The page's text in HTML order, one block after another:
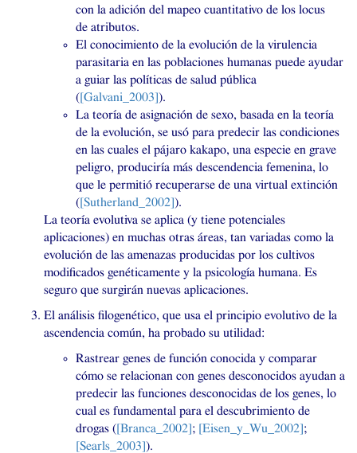
con la adición del mapeo cuantitativo de los locus
de atributos.
El conocimiento de la evolución de la virulencia
parasitaria en las poblaciones humanas puede ayudar
a guiar las políticas de salud pública
([Galvani_2003]).
La teoría de asignación de sexo, basada en la teoría
de la evolución, se usó para predecir las condiciones
en las cuales el pájaro kakapo, una especie en grave
peligro, produciría más descendencia femenina, lo
que le permitió recuperarse de una virtual extinción
([Sutherland_2002]).
La teoría evolutiva se aplica (y tiene potenciales
aplicaciones) en muchas otras áreas, tan variadas como la
evolución de las amenazas producidas por los cultivos
modificados genéticamente y la psicología humana. Es
seguro que surgirán nuevas aplicaciones.
El análisis filogenético, que usa el principio evolutivo de la
ascendencia común, ha probado su utilidad:
Rastrear genes de función conocida y comparar
cómo se relacionan con genes desconocidos ayudan a
predecir las funciones desconocidas de los genes, lo
cual es fundamental para el descubrimiento de
drogas ([Branca_2002]; [Eisen_y_Wu_2002];
[Searls_2003]).